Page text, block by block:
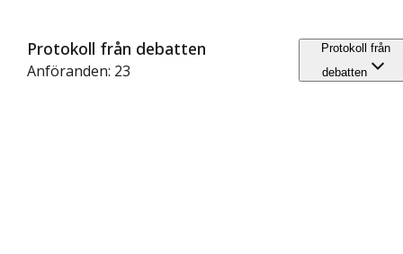
Protokoll från debatten
Anföranden: 23
Protokoll från
debatten